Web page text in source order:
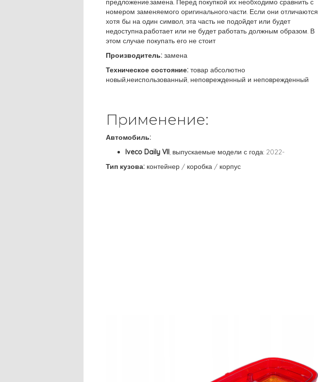
предложение.замена. Перед покупкой их необходимо сравнить с
номером заменяемого оригинального.части. Если они отличаются
хотя бы на один символ, эта часть не подойдет или будет
недоступна.работает или не будет работать должным образом. В
этом случае покупать его не стоит
Производитель: замена
Техническое состояние: товар абсолютно
новый,неиспользованный, неповрежденный и неповрежденный
Применение:
Автомобиль:
Iveco Daily VII, выпускаемые модели с года: 2022-
Тип кузова: контейнер / коробка / корпус